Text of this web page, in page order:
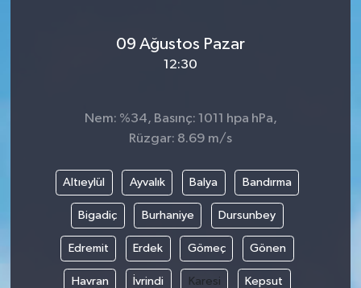
09 Ağustos Pazar
12:30
Nem: %34, Basınç: 1011 hpa hPa,
Rüzgar: 8.69 m/s
Altıeylül Ayvalık Balya Bandırma
Bigadiç Burhaniye Dursunbey
Edremit Erdek Gömeç Gönen
Havran İvrindi Karesi Kepsut